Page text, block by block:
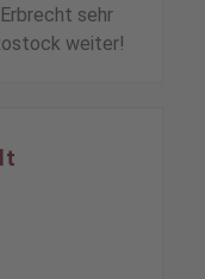
sehr
weiter!